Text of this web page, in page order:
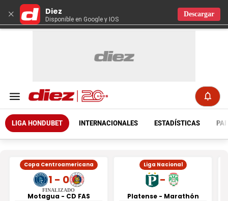
× Diez
Disponible en Google y IOS
Descargar
LIGA HONDUBET INTERNACIONALES ESTADÍSTICAS
Copa Centroamericana
1 - 0
FINALIZADO
Motagua - CD FAS
Liga Nacional
-
Platense - Marathón